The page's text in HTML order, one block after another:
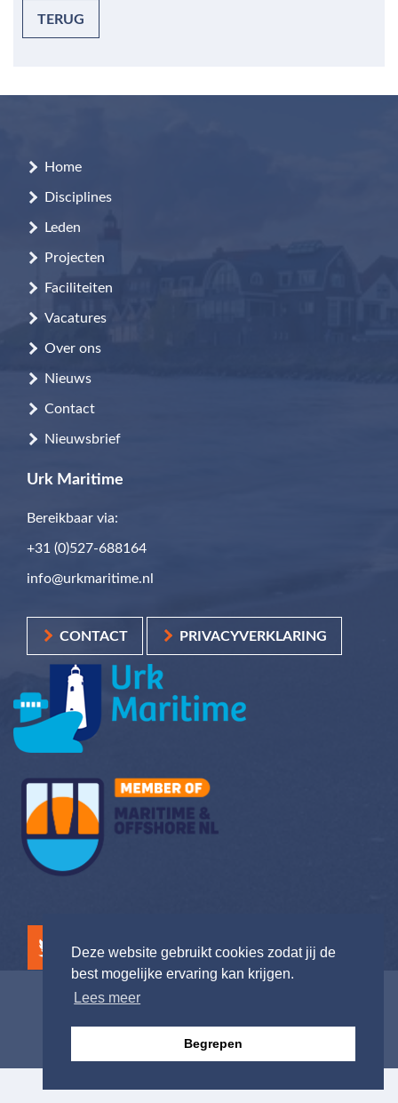
Deze website gebruikt cookies zodat jij de
best mogelijke ervaring kan krijgen.
Lees meer
Begrepen
TERUG
Home
Disciplines
Leden
Projecten
Faciliteiten
Vacatures
Over ons
Nieuws
Contact
Nieuwsbrief
Urk Maritime
Bereikbaar via:
+31 (0)527-688164
info@urkmaritime.nl
CONTACT PRIVACYVERKLARING